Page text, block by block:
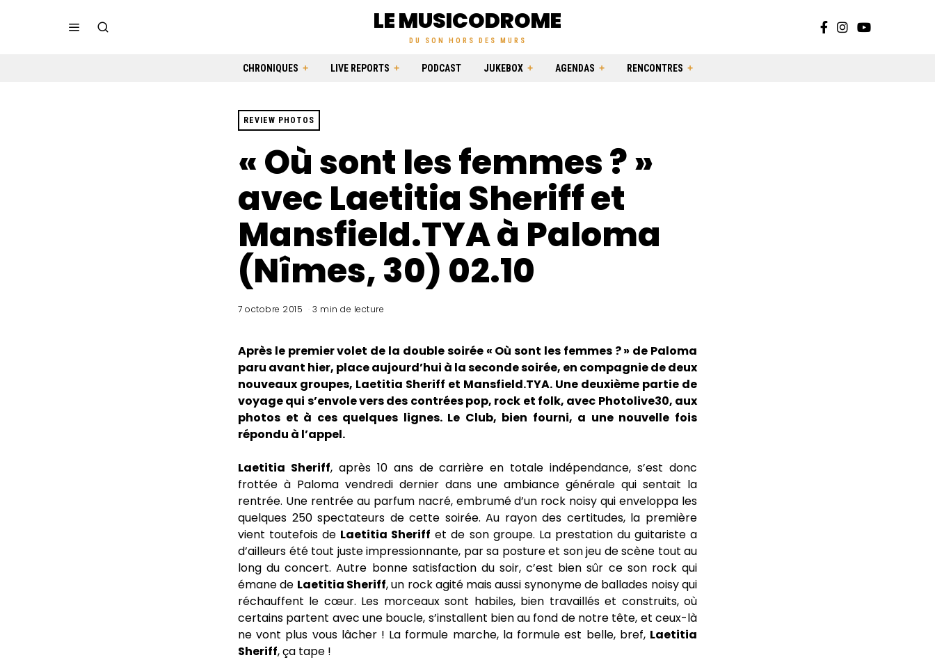
LE MUSICODROME
DU SON HORS DES MURS
CHRONIQUES LIVE REPORTS PODCAST JUKEBOX AGENDAS RENCONTRES
REVIEW PHOTOS
« Où sont les femmes ? »
avec Laetitia Sheriff et
Mansfield.TYA à Paloma
(Nîmes, 30) 02.10
7 octobre 2015 3 min de lecture
Après le premier volet de la double soirée « Où sont les femmes ? » de Paloma
paru avant hier, place aujourd’hui à la seconde soirée, en compagnie de deux
nouveaux groupes, Laetitia Sheriff et Mansfield.TYA. Une deuxième partie de
voyage qui s’envole vers des contrées pop, rock et folk, avec Photolive30, aux
photos et à ces quelques lignes. Le Club, bien fourni, a une nouvelle fois
répondu à l’appel.
Laetitia Sheriff, après 10 ans de carrière en totale indépendance, s’est donc
frottée à Paloma vendredi dernier dans une ambiance générale qui sentait la
rentrée. Une rentrée au parfum nacré, embrumé d’un rock noisy qui enveloppa les
quelques 250 spectateurs de cette soirée. Au rayon des certitudes, la première
vient toutefois de Laetitia Sheriff et de son groupe. La prestation du guitariste a
d’ailleurs été tout juste impressionnante, par sa posture et son jeu de scène tout au
long du concert. Autre bonne satisfaction du soir, c’est bien sûr ce son rock qui
émane de Laetitia Sheriff, un rock agité mais aussi synonyme de ballades noisy qui
réchauffent le cœur. Les morceaux sont habiles, bien travaillés et construits, où
certains partent avec une boucle, s’installent bien au fond de notre tête, et ceux-là
ne vont plus vous lâcher ! La formule marche, la formule est belle, bref, Laetitia
Sheriff, ça tape !